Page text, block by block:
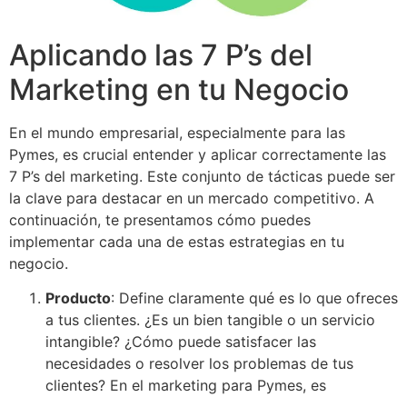
Aplicando las 7 P’s del
Marketing en tu Negocio
En el mundo empresarial, especialmente para las
Pymes, es crucial entender y aplicar correctamente las
7 P’s del marketing. Este conjunto de tácticas puede ser
la clave para destacar en un mercado competitivo. A
continuación, te presentamos cómo puedes
implementar cada una de estas estrategias en tu
negocio.
Producto: Define claramente qué es lo que ofreces
a tus clientes. ¿Es un bien tangible o un servicio
intangible? ¿Cómo puede satisfacer las
necesidades o resolver los problemas de tus
clientes? En el marketing para Pymes, es